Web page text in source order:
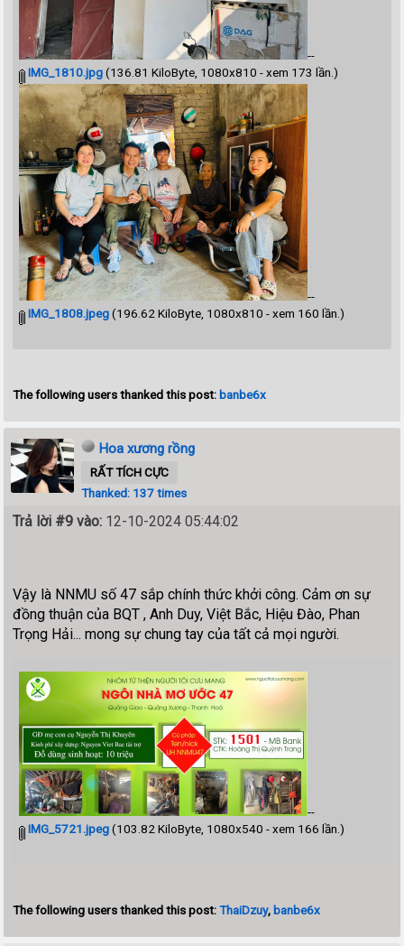
--
IMG_1810.jpg(136.81 KiloByte, 1080x810 - xem 173 lần.)
--
IMG_1808.jpeg(196.62 KiloByte, 1080x810 - xem 160 lần.)
The following users thanked this post: banbe6x
Hoa xương rồng
RẤT TÍCH CỰC
Thanked: 137 times
Trả lời #9 vào: 12-10-2024 05:44:02
Vậy là NNMU số 47 sắp chính thức khởi công. Cảm ơn sự
đồng thuận của BQT , Anh Duy, Việt Bắc, Hiệu Đào, Phan
Trọng Hải... mong sự chung tay của tất cả mọi người.
--
IMG_5721.jpeg(103.82 KiloByte, 1080x540 - xem 166 lần.)
The following users thanked this post:ThaiDzuy, banbe6x